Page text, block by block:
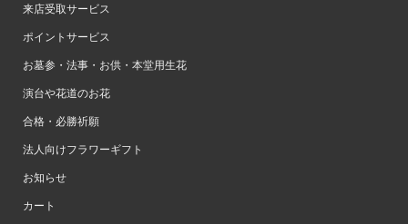
来店受取サービス
ポイントサービス
お墓参・法事・お供・本堂用生花
演台や花道のお花
合格・必勝祈願
法人向けフラワーギフト
お知らせ
カート